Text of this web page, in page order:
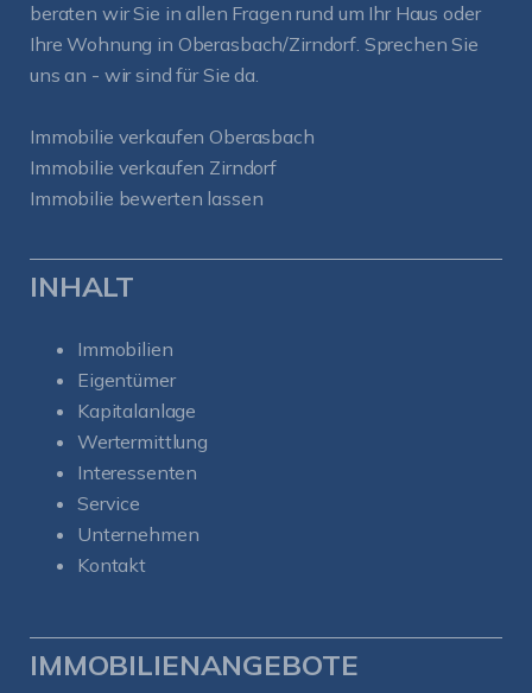
beraten wir Sie in allen Fragen rund um Ihr Haus oder
Ihre Wohnung in Oberasbach/Zirndorf. Sprechen Sie
uns an - wir sind für Sie da.
Immobilie verkaufen Oberasbach
Immobilie verkaufen Zirndorf
Immobilie bewerten lassen
INHALT
Immobilien
Eigentümer
Kapitalanlage
Wertermittlung
Interessenten
Service
Unternehmen
Kontakt
IMMOBILIENANGEBOTE